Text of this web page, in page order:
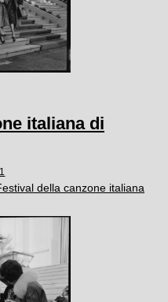
italiana di
della canzone italiana